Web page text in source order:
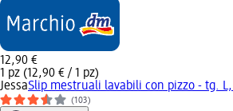
12,90 €
1 pz (12,90 € / 1 pz)
JessaSlip mestruali lavabili con pizzo - tg. L,
(103)